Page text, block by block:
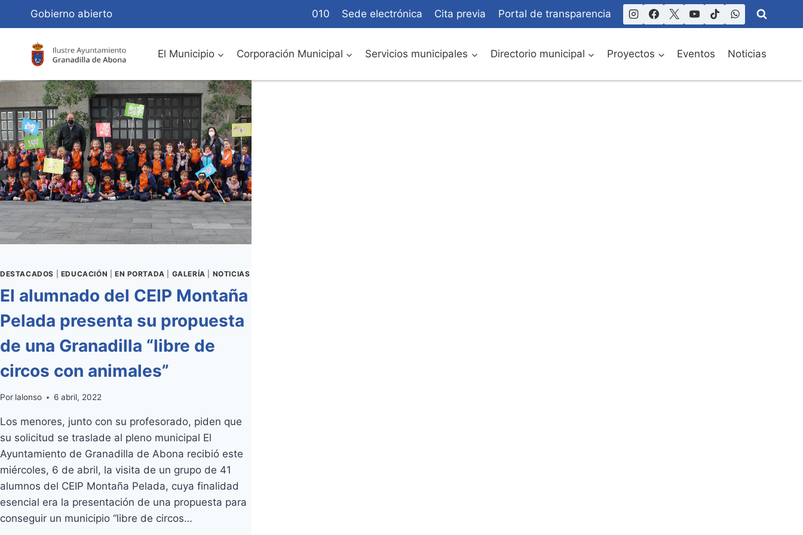
Contenido
Gobierno abierto 010 Sede electrónica Cita previa Portal de transparencia
El Municipio Corporación Municipal Servicios municipales Directorio municipal Proyectos Eventos Noticias
DESTACADOS EDUCACIÓN EN PORTADA GALERÍA NOTICIAS
El alumnado del CEIP Montaña
Pelada presenta su propuesta
de una Granadilla “libre de
circos con animales”
Por lalonso 6 abril, 2022
Los menores, junto con su profesorado, piden que
su solicitud se traslade al pleno municipal El
Ayuntamiento de Granadilla de Abona recibió este
miércoles, 6 de abril, la visita de un grupo de 41
alumnos del CEIP Montaña Pelada, cuya finalidad
esencial era la presentación de una propuesta para
conseguir un municipio “libre de circos…